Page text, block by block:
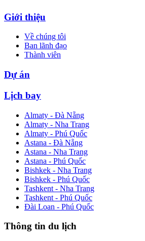
Giới thiệu
Về chúng tôi
Ban lãnh đạo
Thành viên
Dự án
Lịch bay
Almaty - Đà Nẵng
Almaty - Nha Trang
Almaty - Phú Quốc
Astana - Đà Nẵng
Astana - Nha Trang
Astana - Phú Quốc
Bishkek - Nha Trang
Bishkek - Phú Quốc
Tashkent - Nha Trang
Tashkent - Phú Quốc
Đài Loan - Phú Quốc
Thông tin du lịch